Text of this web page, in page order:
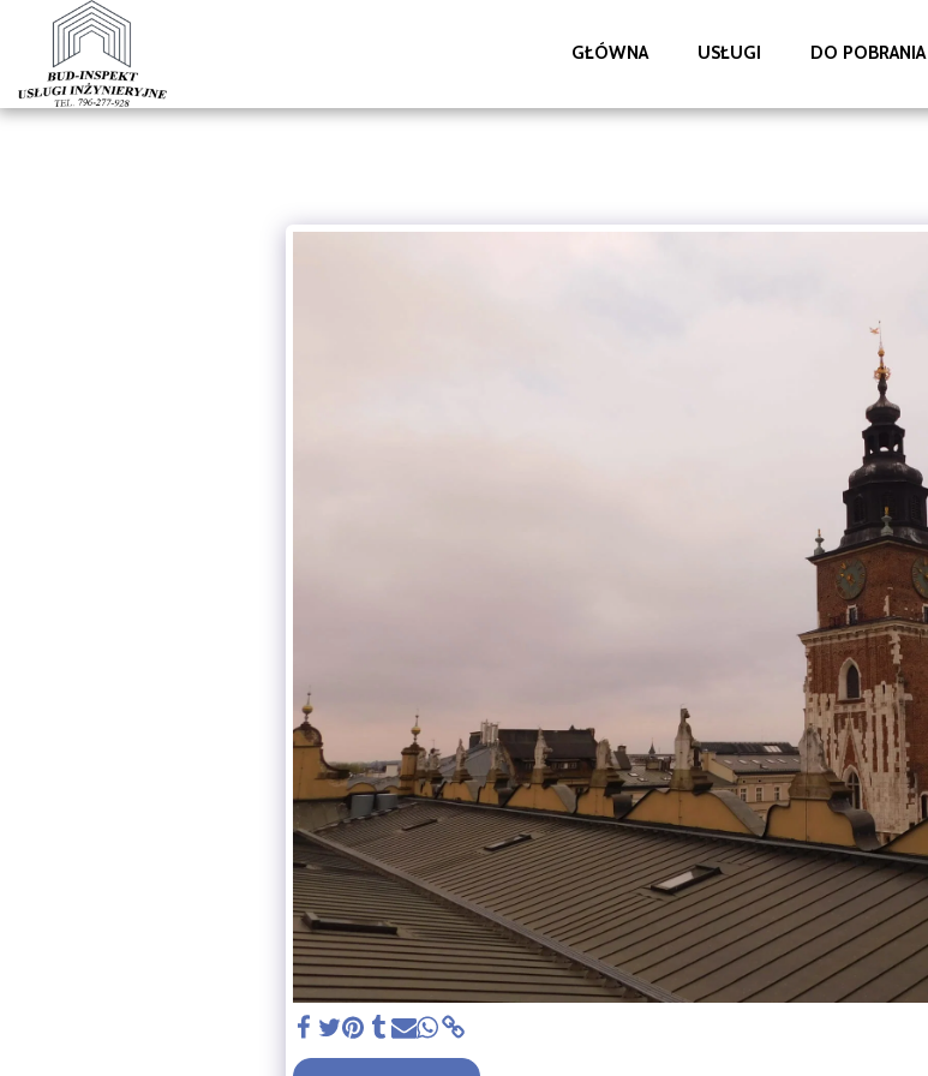
GŁÓWNA USŁUGI DO POBRANIA